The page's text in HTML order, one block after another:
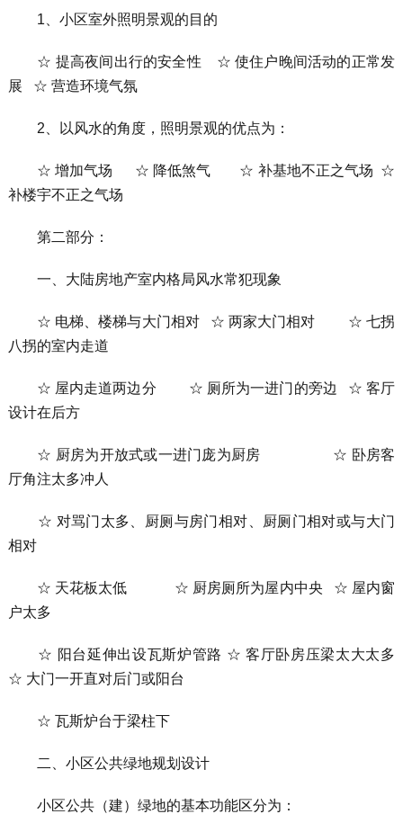
1、小区室外照明景观的目的
☆ 提高夜间出行的安全性 ☆ 使住户晚间活动的正常发
展 ☆ 营造环境气氛
2、以风水的角度，照明景观的优点为：
☆ 增加气场 ☆ 降低煞气 ☆ 补基地不正之气场 ☆
补楼宇不正之气场
第二部分：
一、大陆房地产室内格局风水常犯现象
☆ 电梯、楼梯与大门相对 ☆ 两家大门相对 ☆ 七拐
八拐的室内走道
☆ 屋内走道两边分 ☆ 厕所为一进门的旁边 ☆ 客厅
设计在后方
☆ 厨房为开放式或一进门庞为厨房 ☆ 卧房客
厅角注太多冲人
☆ 对骂门太多、厨厕与房门相对、厨厕门相对或与大门
相对
☆ 天花板太低 ☆ 厨房厕所为屋内中央 ☆ 屋内窗
户太多
☆ 阳台延伸出设瓦斯炉管路 ☆ 客厅卧房压梁太大太多
☆ 大门一开直对后门或阳台
☆ 瓦斯炉台于梁柱下
二、小区公共绿地规划设计
小区公共（建）绿地的基本功能区分为：